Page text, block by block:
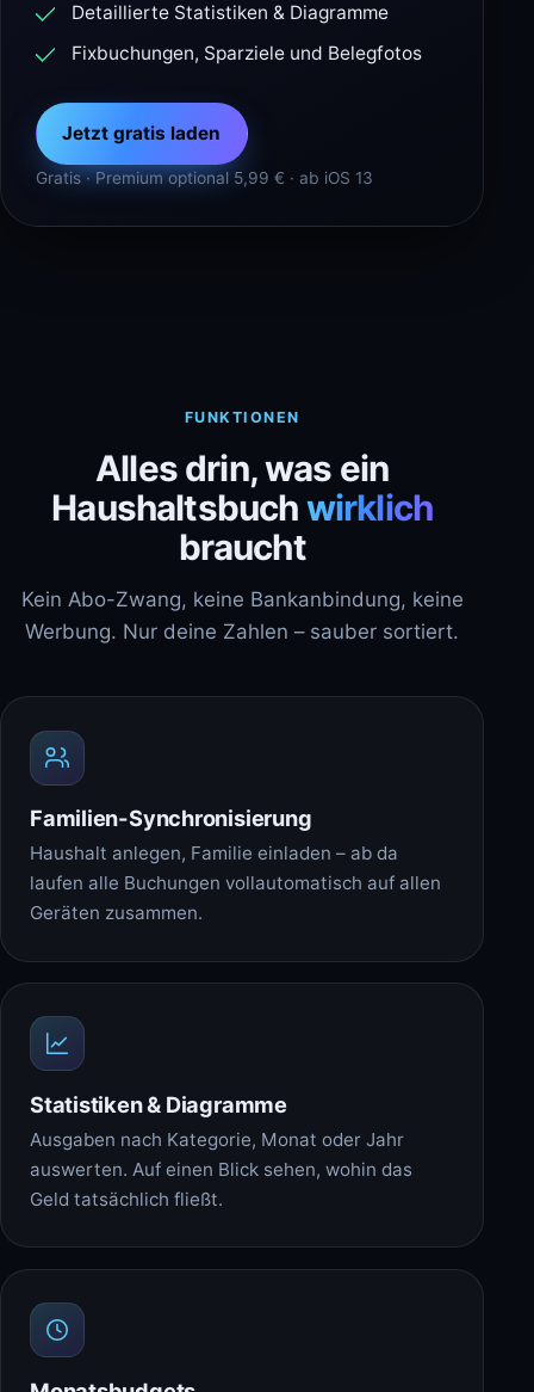
Detaillierte Statistiken & Diagramme
Fixbuchungen, Sparziele und Belegfotos
Jetzt gratis laden
Gratis · Premium optional 5,99 € · ab iOS 13
FUNKTIONEN
Alles drin, was ein
Haushaltsbuchwirklich
braucht
Kein Abo-Zwang, keine Bankanbindung, keine
Werbung. Nur deine Zahlen – sauber sortiert.
Familien-Synchronisierung
Haushalt anlegen, Familie einladen – ab da
laufen alle Buchungen vollautomatisch auf allen
Geräten zusammen.
Statistiken & Diagramme
Ausgaben nach Kategorie, Monat oder Jahr
auswerten. Auf einen Blick sehen, wohin das
Geld tatsächlich fließt.